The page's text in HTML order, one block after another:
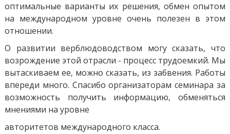
оптимальные варианты их решения, обмен опытом
на международном уровне очень полезен в этом
отношении.
О развитии верблюдоводством могу сказать, что
возрождение этой отрасли - процесс трудоемкий. Мы
вытаскиваем ее, можно сказать, из забвения. Работы
впереди много. Спасибо организаторам семинара за
возможность получить информацию, обменяться
мнениями на уровне
авторитетов международного класса.